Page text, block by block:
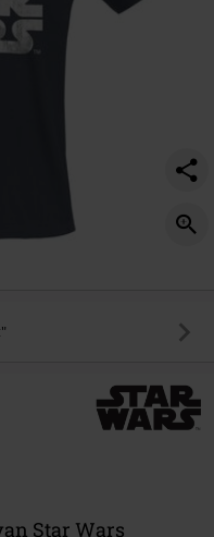
Star Wars